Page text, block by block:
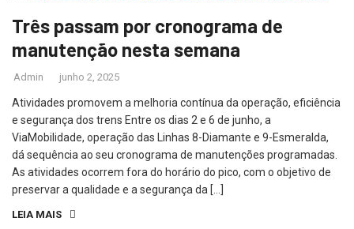
Três passam por cronograma de
manutenção nesta semana
Admin junho 2, 2025
Atividades promovem a melhoria contínua da operação, eficiência
e segurança dos trens Entre os dias 2 e 6 de junho, a
ViaMobilidade, operação das Linhas 8-Diamante e 9-Esmeralda,
dá sequência ao seu cronograma de manutenções programadas.
As atividades ocorrem fora do horário do pico, com o objetivo de
preservar a qualidade e a segurança da […]
LEIA MAIS